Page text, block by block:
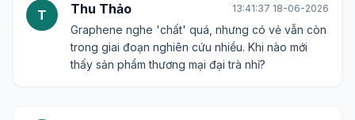
T Thu Thảo 13:41:37 18-06-2026
Graphene nghe 'chất' quá, nhưng có vẻ vẫn còn
trong giai đoạn nghiên cứu nhiều. Khi nào mới
thấy sản phẩm thương mại đại trà nhỉ?